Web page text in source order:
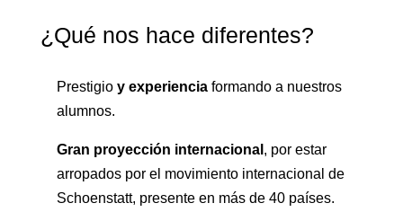
¿Qué nos hace diferentes?
Prestigioy experiencia formando a nuestros
alumnos.
Gran proyección internacional , por estar
arropados por el movimiento internacional de
Schoenstatt, presente en más de 40 países.